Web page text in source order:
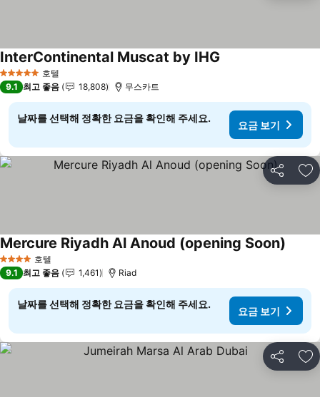
5 성급 호텔
InterContinental Muscat by IHG
9.1 최고 좋음 18,808 무스카트
날짜를 선택해 정확한 요금을 확인해 주세요.
요금 보기
공유 즐
4 성급 호텔
Mercure Riyadh Al Anoud (opening Soon)
9.1 최고 좋음 1,461 Riad
날짜를 선택해 정확한 요금을 확인해 주세요.
요금 보기
공유 즐